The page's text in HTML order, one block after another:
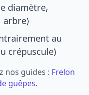
diamètre,
arbre)
au
crépuscule)
nos guides : Frelon
guêpes.